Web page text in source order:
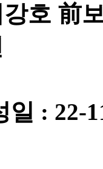
호 前
일 : 22-